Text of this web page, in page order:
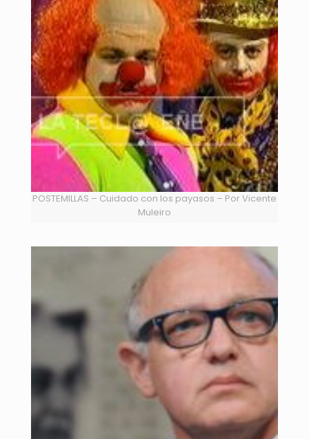
POSTEMILLAS – Cuidado con los payasos – Por Vicente
Muleiro